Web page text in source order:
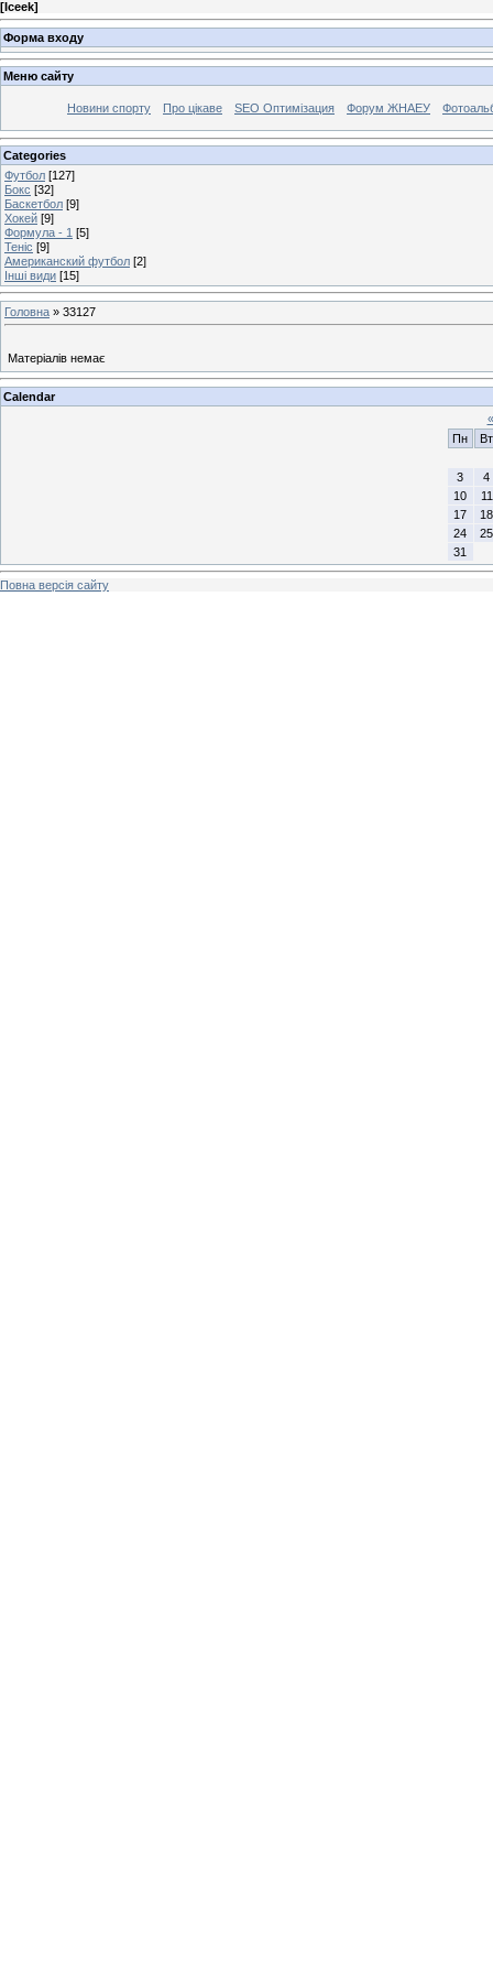
[Iceek]
Форма входу
Меню сайту
Новини спорту Про цікаве SEO Оптимізация Форум ЖНАЕУ
Categories
Футбол [127]
Бокс [32]
Баскетбол [9]
Хокей [9]
Формула - 1 [5]
Теніс [9]
Американский футбол [2]
Інші види [15]
Головна » 33127
Матеріалів немає
Calendar
«
Пн
Вт
3
4
10
11
17
18
24
25
31
Повна версія сайту